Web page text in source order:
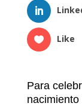
Like
Para